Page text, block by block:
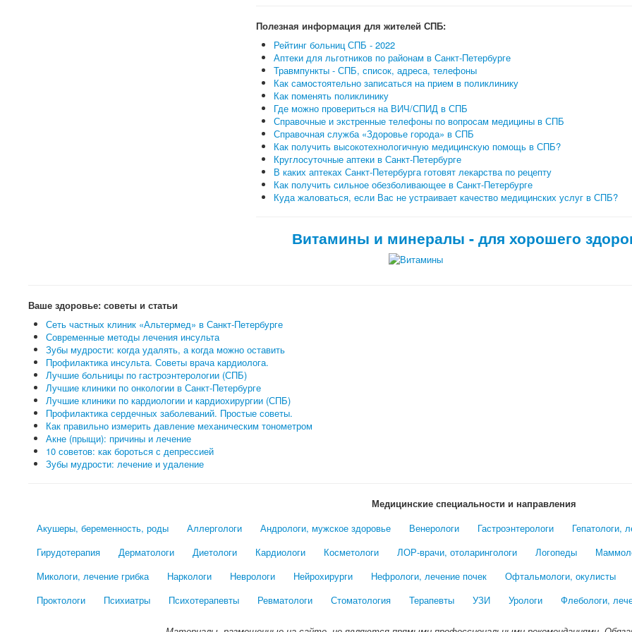
Полезная информация для жителей СПБ:
Рейтинг больниц СПБ - 2022
Аптеки для льготников по районам в Санкт-Петербурге
Травмпункты - СПБ, список, адреса, телефоны
Как самостоятельно записаться на прием в поликлинику
Как поменять поликлинику
Где можно провериться на ВИЧ/СПИД в СПБ
Справочные и экстренные телефоны по вопросам медицины в СПБ
Справочная служба «Здоровье города» в СПБ
Как получить высокотехнологичную медицинскую помощь в СПБ?
Круглосуточные аптеки в Санкт-Петербурге
В каких аптеках Санкт-Петербурга готовят лекарства по рецепту
Как получить сильное обезболивающее в Санкт-Петербурге
Куда жаловаться, если Вас не устраивает качество медицинских услуг в СПБ?
Витамины и минералы - для хорошего
Ваше здоровье: советы и статьи
Сеть частных клиник «Альтермед» в Санкт-Петербурге
Современные методы лечения инсульта
Зубы мудрости: когда удалять, а когда можно оставить
Профилактика инсульта. Советы врача кардиолога.
Лучшие больницы по гастроэнтерологии (СПБ)
Лучшие клиники по онкологии в Санкт-Петербурге
Лучшие клиники по кардиологии и кардиохирургии (СПБ)
Профилактика сердечных заболеваний. Простые советы.
Как правильно измерить давление механическим тонометром
Акне (прыщи): причины и лечение
10 советов: как бороться с депрессией
Зубы мудрости: лечение и удаление
Медицинские специальности и направления
Акушеры, беременность, роды
Аллергологи Андрологи, мужское здоровье Венерологи Гастроэнтерологи
Гепатологи,
Гирудотерапия
Дерматологи Диетологи Кардиологи Косметологи ЛОР-врачи, отоларингологи Логопеды
Микологи, лечение грибка
Наркологи Неврологи Нейрохирурги Нефрологи, лечение почек
Офтальмологи, окулисты
Проктологи
Психиатры Психотерапевты Ревматологи Стоматология Терапевты УЗИ Урологи Флебологи,